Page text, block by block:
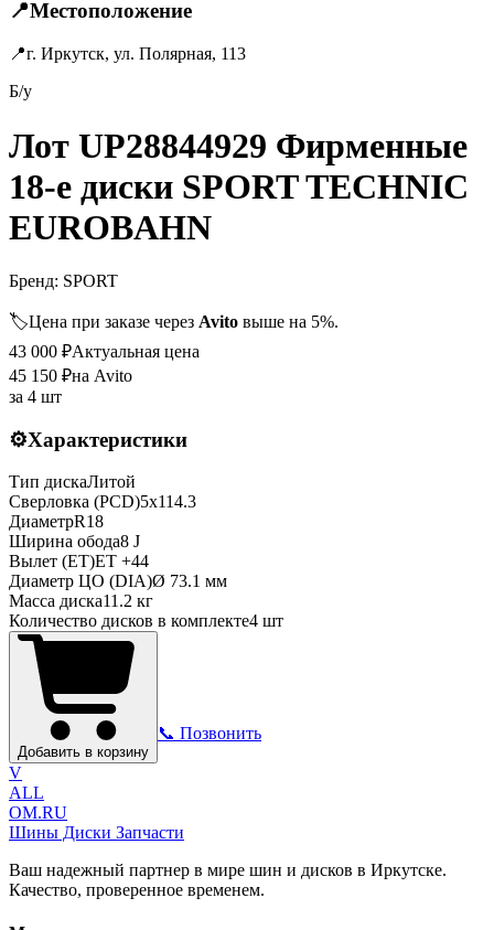
📍Местоположение
📍г. Иркутск, ул. Полярная, 113
Б/у
Лот UP28844929 Фирменные
18-е диски SPORT TECHNIC
EUROBAHN
Бренд: SPORT
🏷️Цена при заказе через Avito выше на 5%.
43 000 ₽Актуальная цена
45 150 ₽на Avito
за 4 шт
⚙️Характеристики
Тип дискаЛитой
Сверловка (PCD)5x114.3
ДиаметрR18
Ширина обода8 J
Вылет (ET)ET +44
Диаметр ЦО (DIA)Ø 73.1 мм
Масса диска11.2 кг
Количество дисков в комплекте4 шт
Добавить в корзину
📞 Позвонить
V
ALL
OM.RU
Шины Диски Запчасти
Ваш надежный партнер в мире шин и дисков в Иркутске.
Качество, проверенное временем.